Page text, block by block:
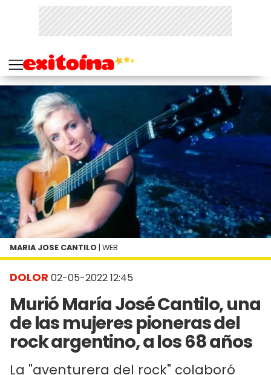
DOLOR 02-05-2022 12:45
Murió María José Cantilo, una
de las mujeres pioneras del
rock argentino, a los 68 años
La "aventurera del rock" colaboró
MARIA JOSE CANTILO | WEB